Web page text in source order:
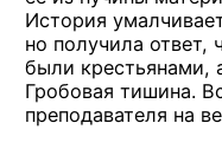
История
но получила ответ,
были крестьянами,
Гробовая тишина.
преподавателя на